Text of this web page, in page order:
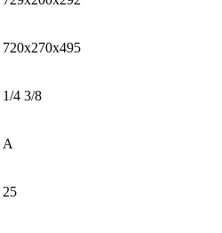
720x270x495
1/4 3/8
А
25